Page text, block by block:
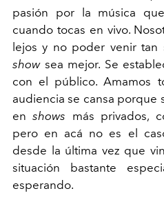
pasión por la música
cuando tocas en vivo.
lejos y no poder venir
showsea mejor. Se
con el público. Amamos
audiencia se cansa porque
enshows más privados,
pero en acá no es el
desde la última vez que
situación bastante
esperando.